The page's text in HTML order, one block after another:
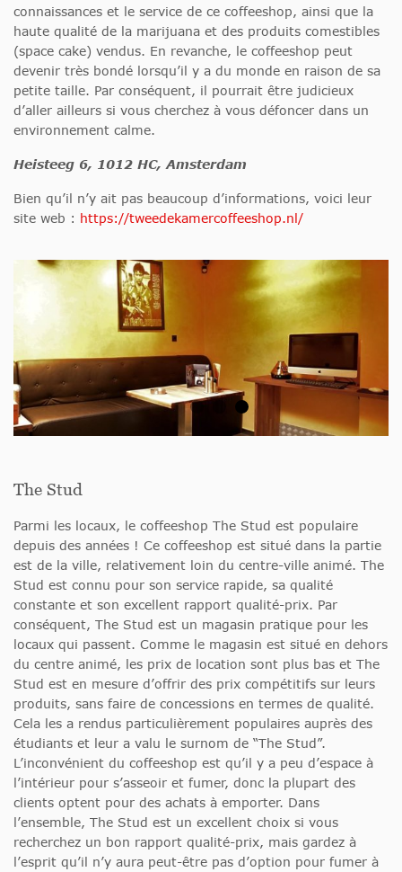
connaissances et le service de ce coffeeshop, ainsi que la
haute qualité de la marijuana et des produits comestibles
(space cake) vendus. En revanche, le coffeeshop peut
devenir très bondé lorsqu’il y a du monde en raison de sa
petite taille. Par conséquent, il pourrait être judicieux
d’aller ailleurs si vous cherchez à vous défoncer dans un
environnement calme.
Heisteeg 6, 1012 HC, Amsterdam
Bien qu’il n’y ait pas beaucoup d’informations, voici leur
site web : https://tweedekamercoffeeshop.nl/
The Stud
Parmi les locaux, le coffeeshop The Stud est populaire
depuis des années ! Ce coffeeshop est situé dans la partie
est de la ville, relativement loin du centre-ville animé. The
Stud est connu pour son service rapide, sa qualité
constante et son excellent rapport qualité-prix. Par
conséquent, The Stud est un magasin pratique pour les
locaux qui passent. Comme le magasin est situé en dehors
du centre animé, les prix de location sont plus bas et The
Stud est en mesure d’offrir des prix compétitifs sur leurs
produits, sans faire de concessions en termes de qualité.
Cela les a rendus particulièrement populaires auprès des
étudiants et leur a valu le surnom de “The Stud”.
L’inconvénient du coffeeshop est qu’il y a peu d’espace à
l’intérieur pour s’asseoir et fumer, donc la plupart des
clients optent pour des achats à emporter. Dans
l’ensemble, The Stud est un excellent choix si vous
recherchez un bon rapport qualité-prix, mais gardez à
l’esprit qu’il n’y aura peut-être pas d’option pour fumer à